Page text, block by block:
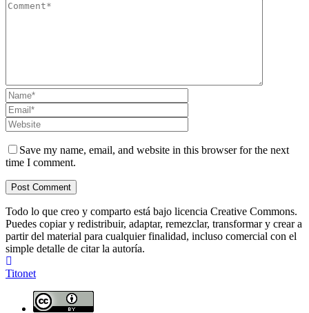
Save my name, email, and website in this browser for the next
time I comment.
Todo lo que creo y comparto está bajo licencia Creative Commons.
Puedes copiar y redistribuir, adaptar, remezclar, transformar y crear a
partir del material para cualquier finalidad, incluso comercial con el
simple detalle de citar la autoría.
Titonet